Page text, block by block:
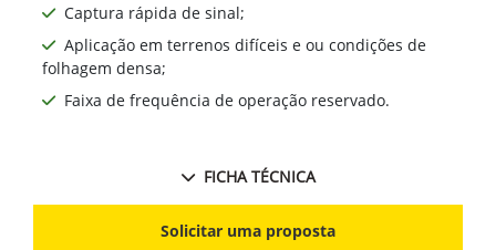
Captura rápida de sinal;
Aplicação em terrenos difíceis e ou condições de
folhagem densa;
Faixa de frequência de operação reservado.
FICHA TÉCNICA
Solicitar uma proposta